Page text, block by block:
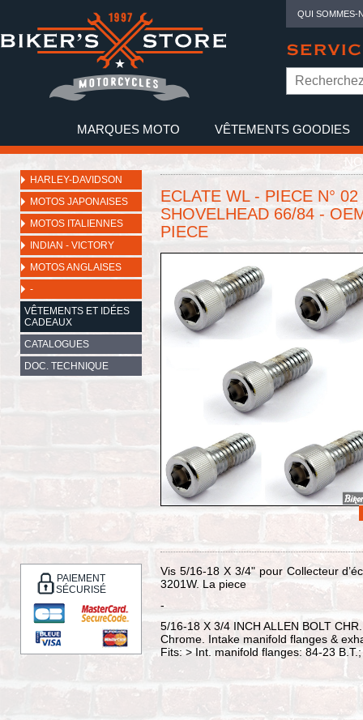
QUI SOMMES-
MARQUES MOTO VÊTEMENTS GOODIES
HARLEY-DAVIDSON
MOTOS JAPONAISES
MOTOS ITALIENNES
INDIAN - VICTORY
MOTOS ANGLAISES
-
VÊTEMENTS ET IDÉES
CADEAUX
CATALOGUES
DOC. TECHNIQUE
PAIEMENT
SÉCURISÉ
ECLATE WL - PIECE N°
SHOVELHEAD 66/84 -
PIECE
Vis 5/16-18 X 3/4" pour Collecteur
3201W. La piece
-
5/16-18 X 3/4 INCH ALLEN BOLT CHR.
Chrome. Intake manifold flanges &
Fits: > Int. manifold flanges: 84-23